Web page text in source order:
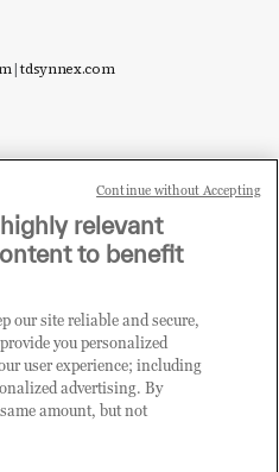
|tdsynnex.com
e desideri acquistare
trattate sul blog?
E DIVENTA
SYNNEX
relevant
to benefit
our site reliable and secure,
you personalized
user experience; including
advertising. By
amount, but not
Continue without Accepting